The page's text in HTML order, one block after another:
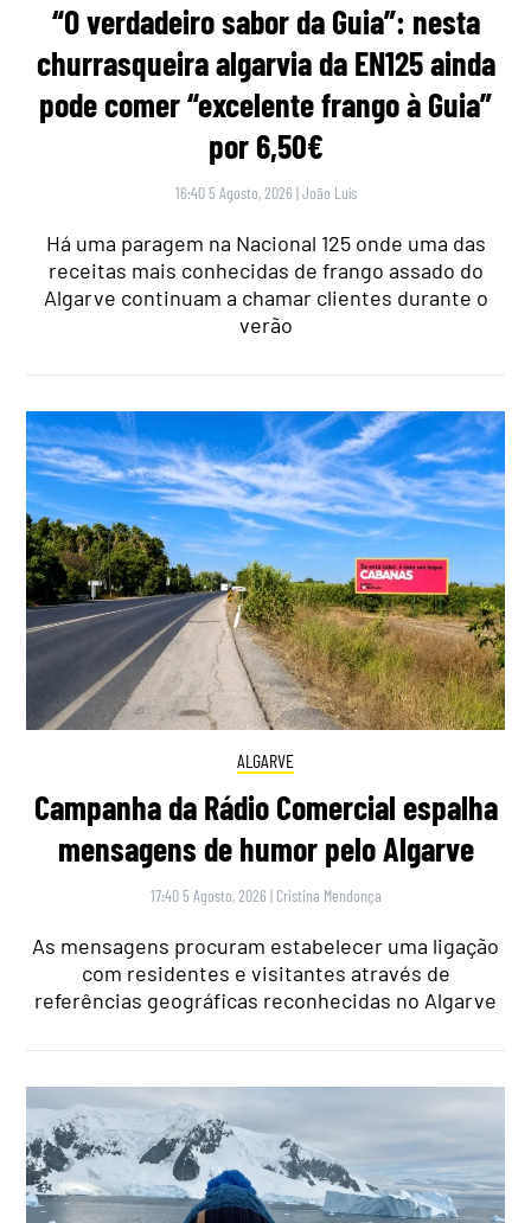
“O verdadeiro sabor da Guia”: nesta
churrasqueira algarvia da EN125 ainda
pode comer “excelente frango à Guia”
por 6,50€
16:40 5 Agosto, 2026 |João Luís
Há uma paragem na Nacional 125 onde uma das
receitas mais conhecidas de frango assado do
Algarve continuam a chamar clientes durante o
verão
ALGARVE
Campanha da Rádio Comercial espalha
mensagens de humor pelo Algarve
17:40 5 Agosto, 2026 | Cristina Mendonça
As mensagens procuram estabelecer uma ligação
com residentes e visitantes através de
referências geográficas reconhecidas no Algarve